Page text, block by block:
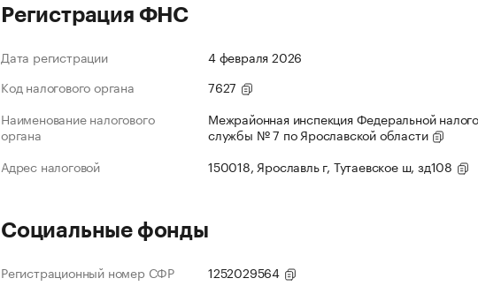
Регистрация ФНС
Дата регистрации
4 февраля 2026
Код налогового органа
7627
Наименование налогового
органа
Межрайонная инспекция Федеральной
службы № 7 по Ярославской области
Адрес налоговой
150018, Ярославль г, Тутаевское ш, зд108
Социальные фонды
Регистрационный номер СФР 1252029564